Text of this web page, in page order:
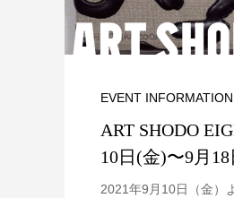
EVENT INFORMATION
ART SHODO
10日(金)〜9月
2021年9月10日（金）